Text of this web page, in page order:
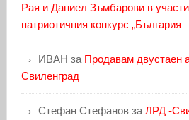
Рая и Даниел Зъмбарови в
патриотичния конкурс „България
ИВАН за Продавам двустаен
Свиленград
Стефан Стефановза ЛРД -